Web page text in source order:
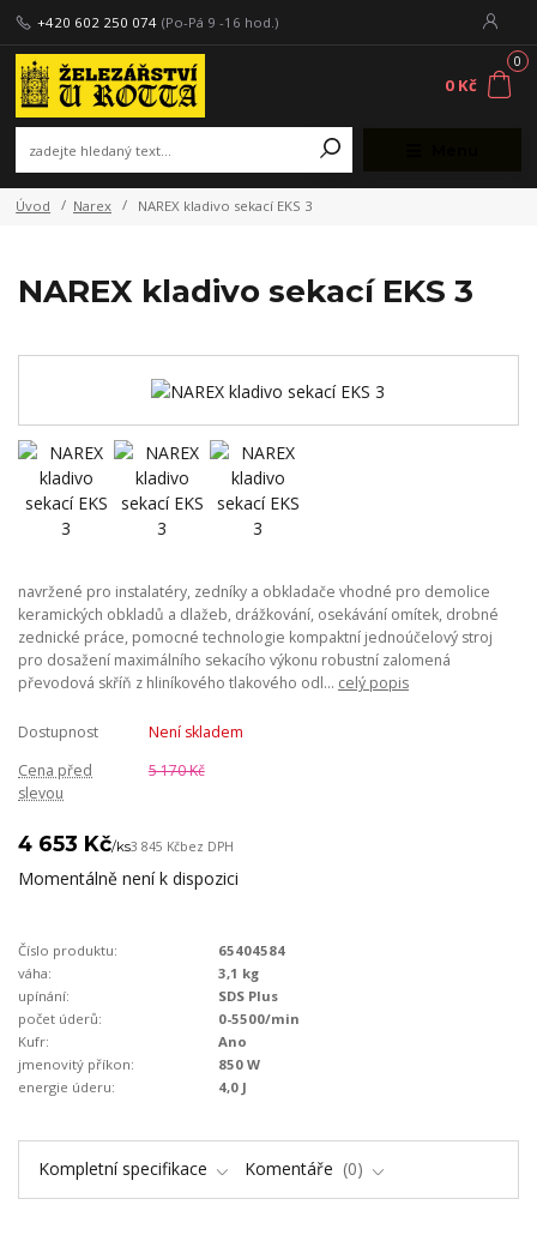
+420 602 250 074 (Po-Pá 9 -16 hod.)
0
0 Kč
Úvod Narex NAREX kladivo sekací EKS 3
NAREX kladivo sekací EKS 3
navržené pro instalatéry, zedníky a obkladače vhodné pro demolice
keramických obkladů a dlažeb, drážkování, osekávání omítek, drobné
zednické práce, pomocné technologie kompaktní jednoúčelový stroj
pro dosažení maximálního sekacího výkonu robustní zalomená
převodová skříň z hliníkového tlakového odl... celý popis
Dostupnost
Není skladem
Cena před
slevou
5 170 Kč
4 653 Kč/ks3 845 Kčbez DPH
Momentálně není k dispozici
Číslo produktu:
65404584
váha:
3,1 kg
upínání:
SDS Plus
počet úderů:
0-5500/min
Kufr:
Ano
jmenovitý příkon:
850 W
energie úderu:
4,0 J
Kompletní specifikace Komentáře 0